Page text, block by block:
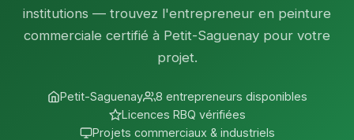
institutions — trouvez l'entrepreneur en peinture
commerciale certifié à Petit-Saguenay pour votre
projet.
Petit-Saguenay
8 entrepreneurs disponibles
Licences RBQ vérifiées
Projets commerciaux & industriels